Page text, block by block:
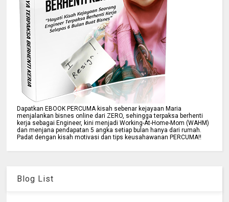
Dapatkan EBOOK PERCUMA kisah sebenar kejayaan Maria
menjalankan bisnes online dari ZERO, sehingga terpaksa berhenti
kerja sebagai Engineer, kini menjadi Working-At-Home-Mom (WAHM)
dan menjana pendapatan 5 angka setiap bulan hanya dari rumah.
Padat dengan kisah motivasi dan tips keusahawanan PERCUMA!!
Blog List